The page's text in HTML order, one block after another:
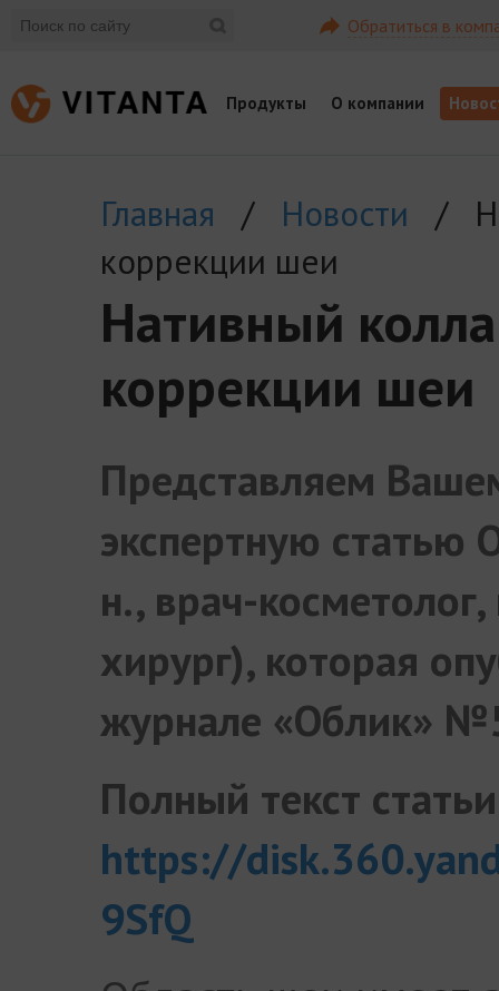
Обратиться в
Продукты О компании
Главная / Новости /
коррекции шеи
Нативный
коррекции шеи
Представляем
экспертную статью
н., врач-
хирург), которая
журнале «Облик»
Полный текст
https://
9SfQ